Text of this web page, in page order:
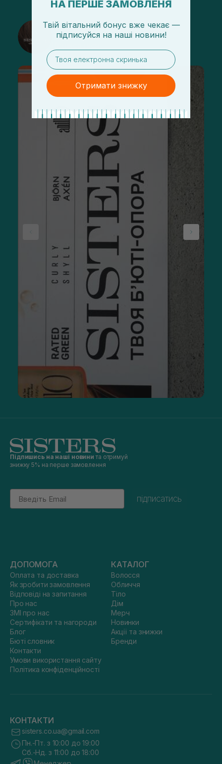
@sisters_stelmakh в Instagram
Підпишись на наші новини та отримуй
знижку 5% на перше замовлення
Email
підписатись
ДОПОМОГА
Оплата та доставка
Як зробити замовлення
Відповіді на запитання
Про нас
ЗМІ про нас
Сертифікати та нагороди
Блог
Бюті словник
Контакти
Умови використання сайту
Політика конфіденційності
КАТАЛОГ
Волосся
Обличчя
Тіло
Дім
Мерч
Новинки
Акції та знижки
Бренди
КОНТАКТИ
sisters.co.ua@gmail.com
Пн.-Пт. з 10:00 до 19:00
Сб.-Нд. з 11:00 до 18:00
НА ПЕРШЕ ЗАМОВЛЕНЯ
Твій вітальний бонус вже чекає —
підписуйся на наші новини!
email
Отримати знижку